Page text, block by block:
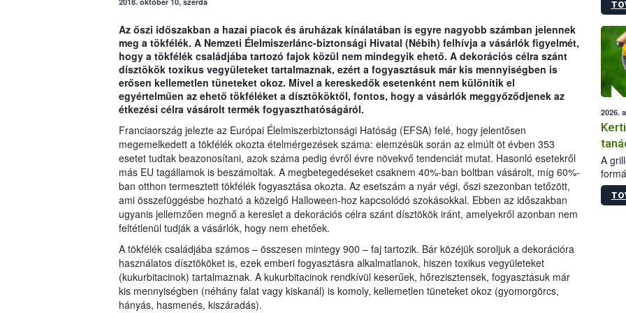
Az őszi időszakban a hazai piacok és áruházak kínálatában is egyre nagyobb számban jelennek
meg a tökfélék. A Nemzeti Élelmiszerlánc-biztonsági Hivatal (Nébih) felhívja a vásárlók figyelmét,
hogy a tökfélék családjába tartozó fajok közül nem mindegyik ehető. A dekorációs célra szánt
dísztökök toxikus vegyületeket tartalmaznak, ezért a fogyasztásuk már kis mennyiségben is
erősen kellemetlen tüneteket okoz. Mivel a kereskedők esetenként nem különítik el
egyértelműen az ehető tökféléket a dísztököktől, fontos, hogy a vásárlók meggyőződjenek az
étkezési célra vásárolt termék fogyaszthatóságáról.
Franciaország jelezte az Európai Élelmiszerbiztonsági Hatóság (EFSA) felé, hogy jelentősen
megemelkedett a tökfélék okozta ételmérgezések száma: elemzésük során az elmúlt öt évben 353
esetet tudtak beazonosítani, azok száma pedig évről évre növekvő tendenciát mutat. Hasonló esetekről
más EU tagállamok is beszámoltak. A megbetegedéseket csaknem 40%-ban boltban vásárolt, míg 60%-
ban otthon termesztett tökfélék fogyasztása okozta. Az esetszám a nyár végi, őszi szezonban tetőzött,
ami összefüggésbe hozható a közelgő Halloween-hoz kapcsolódó szokásokkal. Ebben az időszakban
ugyanis jellemzően megnő a kereslet a dekorációs célra szánt dísztökök iránt, amelyekről azonban nem
feltétlenül tudják a vásárlók, hogy nem ehetőek.
A tökfélék családjába számos – összesen mintegy 900 – faj tartozik. Bár közéjük soroljuk a dekorációra
használatos dísztököket is, ezek emberi fogyasztásra alkalmatlanok, hiszen toxikus vegyületeket
(kukurbitacinok) tartalmaznak. A kukurbitacinok rendkívül keserűek, hőrezisztensek, fogyasztásuk már
kis mennyiségben (néhány falat vagy kiskanál) is komoly, kellemetlen tüneteket okoz (gyomorgörcs,
hányás, hasmenés, kiszáradás).
Az
2026.
A